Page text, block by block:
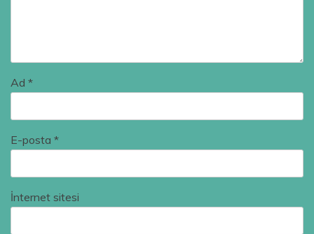
Ad *
E-posta *
İnternet sitesi